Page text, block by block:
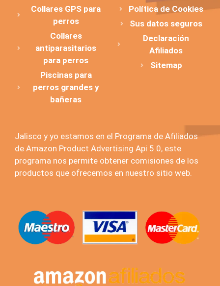
Collares GPS para
perros
Collares
antiparasitarios
para perros
Piscinas para
perros grandes y
bañeras
Política de Cookies
Sus datos seguros
Declaración
Afiliados
Sitemap
Jalisco y yo estamos en el Programa de Afiliados
de Amazon Product Advertising Api 5.0, este
programa nos permite obtener comisiones de los
productos que ofrecemos en nuestro sitio web.